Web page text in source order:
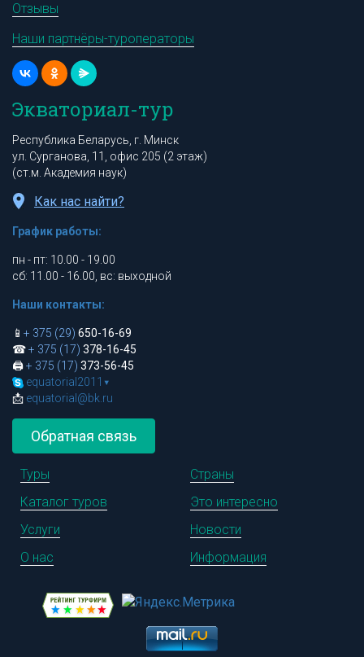
Отзывы
Наши партнёры-туроператоры
Экваториал-тур
Республика Беларусь, г. Минск
ул. Сурганова, 11, офис 205 (2 этаж)
(ст.м. Академия наук)
Как нас найти?
График работы:
пн - пт: 10.00 - 19.00
сб: 11.00 - 16.00, вс: выходной
Наши контакты:
📱 + 375 (29) 650-16-69
☎+ 375 (17) 378-16-45
🖨+ 375 (17) 373-56-45
equatorial2011 ▾
📩 equatorial@bk.ru
Обратная связь
Туры
Страны
Каталог туров
Это интересно
Услуги
Новости
О нас
Информация